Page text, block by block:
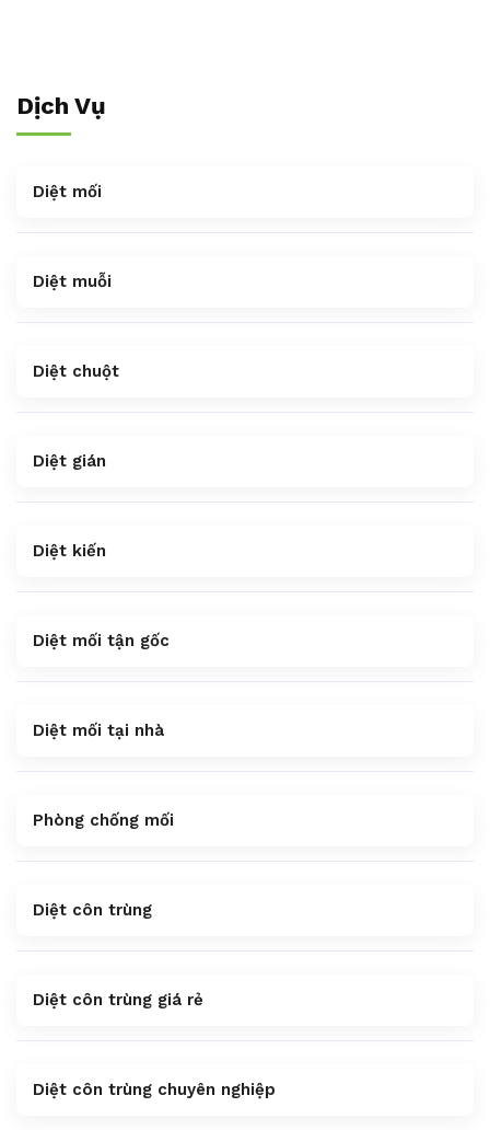
Dịch Vụ
Diệt mối
Diệt muỗi
Diệt chuột
Diệt gián
Diệt kiến
Diệt mối tận gốc
Diệt mối tại nhà
Phòng chống mối
Diệt côn trùng
Diệt côn trùng giá rẻ
Diệt côn trùng chuyên nghiệp